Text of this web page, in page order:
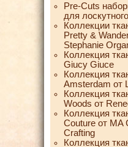
Pre-Cuts
для
Коллекции
Pretty &
Stephanie
Коллекция
Giucy Giuce
Коллекция
Amsterdam от
Коллекция
Woods от
Коллекция
Couture от MA
Crafting
Коллекция